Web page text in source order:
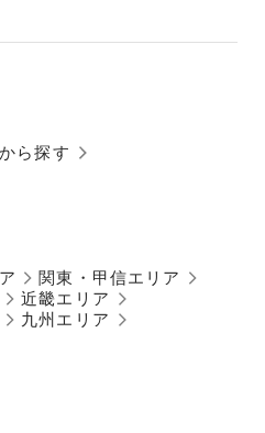
ら探す
関東・甲信エリア
近畿エリア
九州エリア